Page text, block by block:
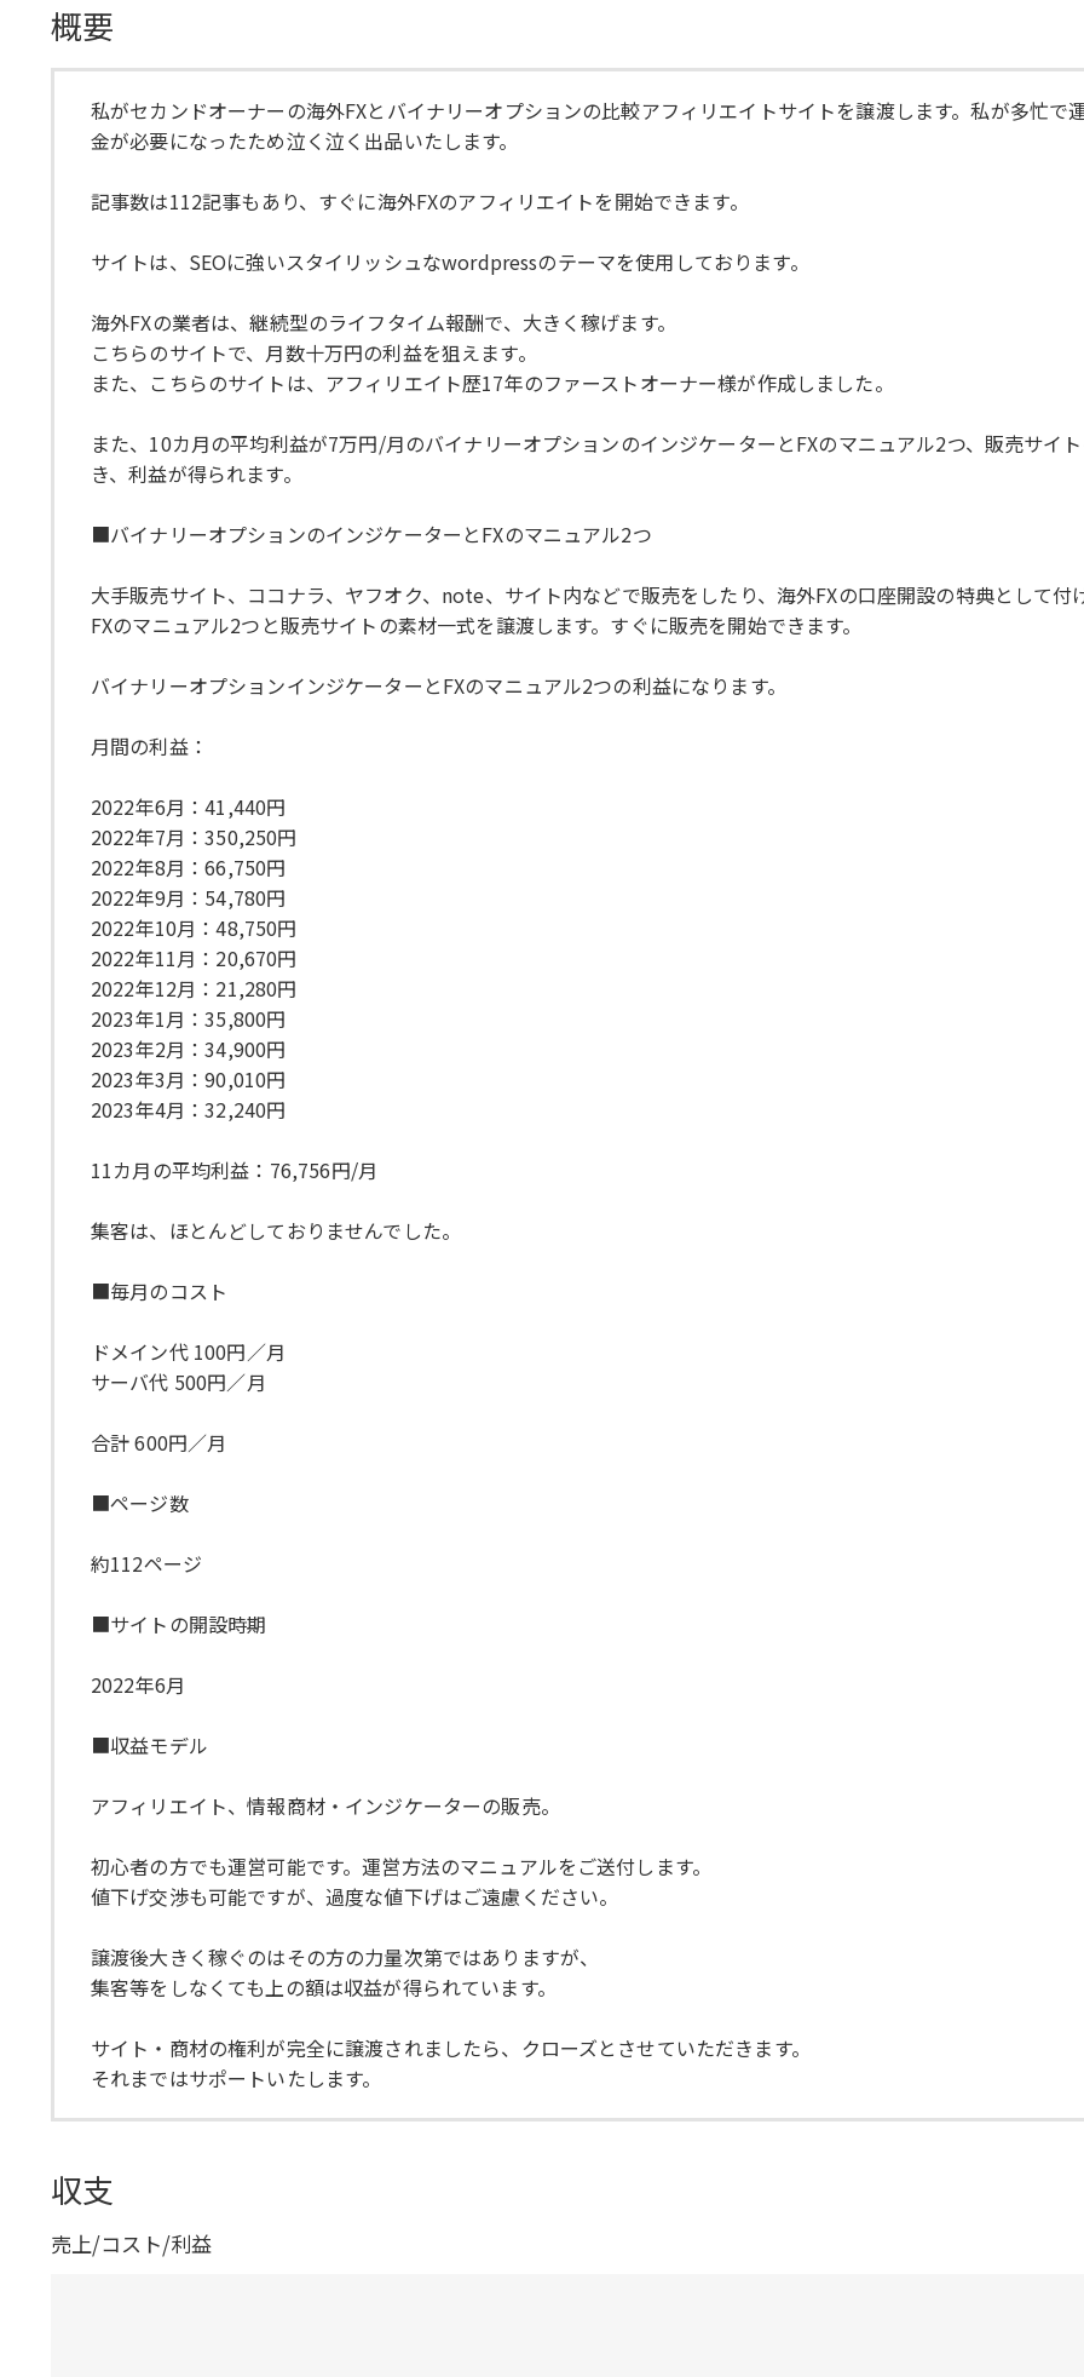
概要
私がセカンドオーナーの海外FXとバイナリーオプションの比較アフィリエイトサイトを譲渡します。私が多忙
金が必要になったため泣く泣く出品いたします。
記事数は112記事もあり、すぐに海外FXのアフィリエイトを開始できます。
サイトは、SEOに強いスタイリッシュなwordpressのテーマを使用しております。
海外FXの業者は、継続型のライフタイム報酬で、大きく稼げます。
こちらのサイトで、月数十万円の利益を狙えます。
また、こちらのサイトは、アフィリエイト歴17年のファーストオーナー様が作成しました。
また、10カ月の平均利益が7万円/月のバイナリーオプションのインジケーターとFXのマニュアル2つ、販売サイ
き、利益が得られます。
■バイナリーオプションのインジケーターとFXのマニュアル2つ
大手販売サイト、ココナラ、ヤフオク、note、サイト内などで販売をしたり、海外FXの口座開設の特典として
FXのマニュアル2つと販売サイトの素材一式を譲渡します。すぐに販売を開始できます。
バイナリーオプションインジケーターとFXのマニュアル2つの利益になります。
月間の利益：
2022年6月：41,440円
2022年7月：350,250円
2022年8月：66,750円
2022年9月：54,780円
2022年10月：48,750円
2022年11月：20,670円
2022年12月：21,280円
2023年1月：35,800円
2023年2月：34,900円
2023年3月：90,010円
2023年4月：32,240円
11カ月の平均利益：76,756円/月
集客は、ほとんどしておりませんでした。
■毎月のコスト
ドメイン代 100円／月
サーバ代 500円／月
合計 600円／月
■ページ数
約112ページ
■サイトの開設時期
2022年6月
■収益モデル
アフィリエイト、情報商材・インジケーターの販売。
初心者の方でも運営可能です。運営方法のマニュアルをご送付します。
値下げ交渉も可能ですが、過度な値下げはご遠慮ください。
譲渡後大きく稼ぐのはその方の力量次第ではありますが、
集客等をしなくても上の額は収益が得られています。
サイト・商材の権利が完全に譲渡されましたら、クローズとさせていただきます。
それまではサポートいたします。
収支
売上/コスト/利益